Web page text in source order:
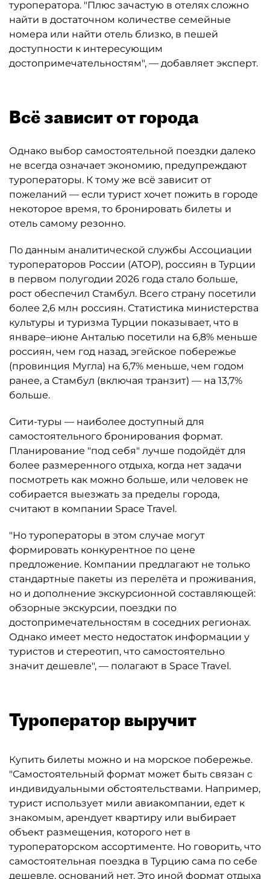
туроператора. "Плюс зачастую в отелях сложно
найти в достаточном количестве семейные
номера или найти отель близко, в пешей
доступности к интересующим
достопримечательностям", — добавляет эксперт.
Всё зависит от города
Однако выбор самостоятельной поездки далеко
не всегда означает экономию, предупреждают
туроператоры. К тому же всё зависит от
пожеланий — если турист хочет пожить в городе
некоторое время, то бронировать билеты и
отель самому резонно.
По данным аналитической службы Ассоциации
туроператоров России (АТОР), россиян в Турции
в первом полугодии 2026 года стало больше,
рост обеспечил Стамбул. Всего страну посетили
более 2,6 млн россиян. Статистика министерства
культуры и туризма Турции показывает, что в
январе–июне Анталью посетили на 6,8% меньше
россиян, чем год назад, эгейское побережье
(провинция Мугла) на 6,7% меньше, чем годом
ранее, а Стамбул (включая транзит) — на 13,7%
больше.
Сити-туры — наиболее доступный для
самостоятельного бронирования формат.
Планирование "под себя" лучше подойдёт для
более размеренного отдыха, когда нет задачи
посмотреть как можно больше, или человек не
собирается выезжать за пределы города,
считают в компании Space Travel.
"Но туроператоры в этом случае могут
формировать конкурентное по цене
предложение. Компании предлагают не только
стандартные пакеты из перелёта и проживания,
но и дополнение экскурсионной составляющей:
обзорные экскурсии, поездки по
достопримечательностям в соседних регионах.
Однако имеет место недостаток информации у
туристов и стереотип, что самостоятельно
значит дешевле", — полагают в Space Travel.
Туроператор выручит
Купить билеты можно и на морское побережье.
"Самостоятельный формат может быть связан с
индивидуальными обстоятельствами. Например,
турист использует мили авиакомпании, едет к
знакомым, арендует квартиру или выбирает
объект размещения, которого нет в
туроператорском ассортименте. Но говорить, что
самостоятельная поездка в Турцию сама по себе
дешевле, оснований нет. Это иной формат отдыха